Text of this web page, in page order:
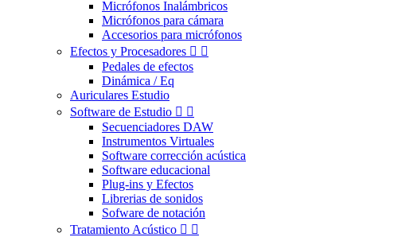
Micrófonos Inalámbricos
Micrófonos para cámara
Accesorios para micrófonos
Efectos y Procesadores  
Pedales de efectos
Dinámica / Eq
Auriculares Estudio
Software de Estudio  
Secuenciadores DAW
Instrumentos Virtuales
Software corrección acústica
Software educacional
Plug-ins y Efectos
Librerias de sonidos
Sofware de notación
Tratamiento Acústico  